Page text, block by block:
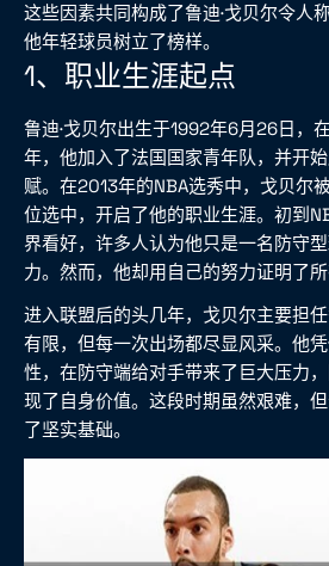
这些因素共同构成了鲁迪·戈贝尔令人
他年轻球员树立了榜样。
1、职业生涯起点
鲁迪·戈贝尔出生于1992年6月26日，
年，他加入了法国国家青年队，并开
赋。在2013年的NBA选秀中，戈贝尔
位选中，开启了他的职业生涯。初到
界看好，许多人认为他只是一名防守
力。然而，他却用自己的努力证明了所
进入联盟后的头几年，戈贝尔主要担
有限，但每一次出场都尽显风采。他
性，在防守端给对手带来了巨大压力
现了自身价值。这段时期虽然艰难，
了坚实基础。